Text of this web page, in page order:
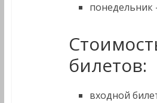
билетов:
входной